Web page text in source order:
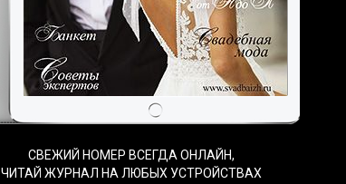
СВЕЖИЙ НОМЕР ВСЕГДА ОНЛАЙН,
ЧИТАЙ ЖУРНАЛ НА ЛЮБЫХ УСТРОЙСТВАХ